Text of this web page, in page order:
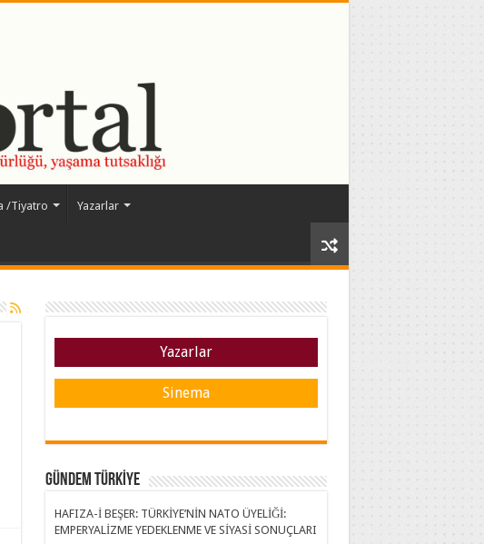
/Tiyatro Yazarlar
Yazarlar
Sinema
GÜNDEM TÜRKİYE
HAFIZA-İ BEŞER: TÜRKİYE’NİN NATO ÜYELİĞİ:
EMPERYALİZME YEDEKLENME VE SİYASİ SONUÇLARI